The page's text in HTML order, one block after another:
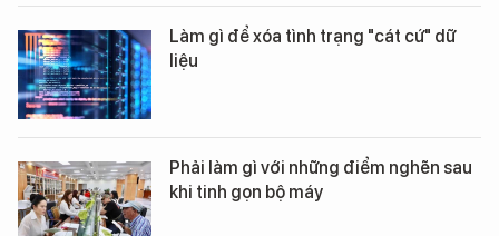
Làm gì để xóa tình trạng "cát cứ" dữ
liệu
Phải làm gì với những điểm nghẽn sau
khi tinh gọn bộ máy